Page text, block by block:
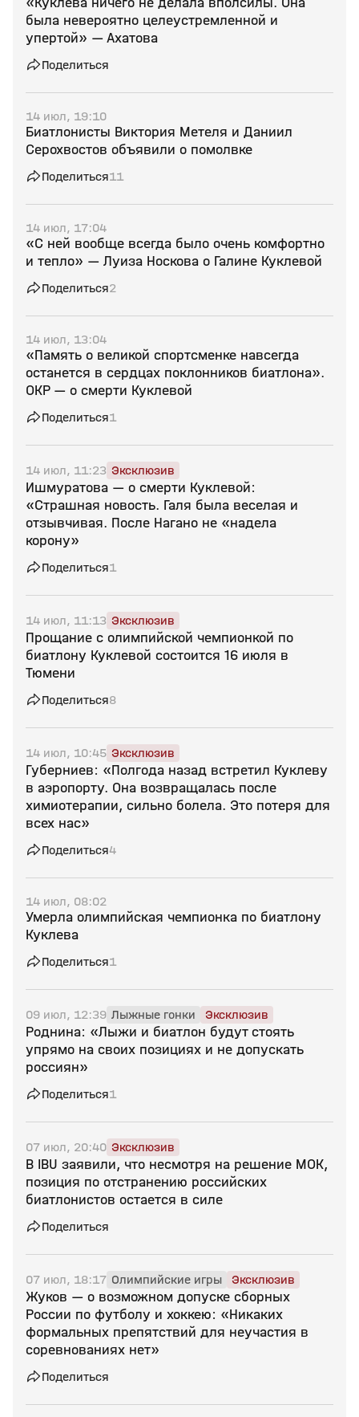
была невероятно целеустремленной и
упертой» — Ахатова
Поделиться
14 июл, 19:10
Биатлонисты Виктория Метеля и Даниил
Серохвостов объявили о помолвке
Поделиться11
14 июл, 17:04
«С ней вообще всегда было очень комфортно
и тепло» — Луиза Носкова о Галине Куклевой
Поделиться2
14 июл, 13:04
«Память о великой спортсменке навсегда
останется в сердцах поклонников биатлона».
ОКР — о смерти Куклевой
Поделиться1
14 июл, 11:23 Эксклюзив
Ишмуратова — о смерти Куклевой:
«Страшная новость. Галя была веселая и
отзывчивая. После Нагано не «надела
корону»
Поделиться1
14 июл, 11:13 Эксклюзив
Прощание с олимпийской чемпионкой по
биатлону Куклевой состоится 16 июля в
Тюмени
Поделиться8
14 июл, 10:45 Эксклюзив
Губерниев: «Полгода назад встретил Куклеву
в аэропорту. Она возвращалась после
химиотерапии, сильно болела. Это потеря для
всех нас»
Поделиться4
14 июл, 08:02
Умерла олимпийская чемпионка по биатлону
Куклева
Поделиться1
09 июл, 12:39 Лыжные гонки Эксклюзив
Роднина: «Лыжи и биатлон будут стоять
упрямо на своих позициях и не допускать
россиян»
Поделиться1
07 июл, 20:40 Эксклюзив
В IBU заявили, что несмотря на решение МОК,
позиция по отстранению российских
биатлонистов остается в силе
Поделиться
07 июл, 18:17 Олимпийские игры Эксклюзив
Жуков — о возможном допуске сборных
России по футболу и хоккею: «Никаких
формальных препятствий для неучастия в
соревнованиях нет»
Поделиться